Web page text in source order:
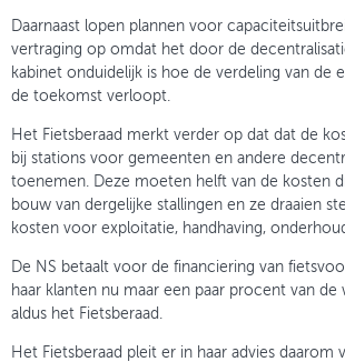
Daarnaast lopen plannen voor
vertraging op omdat het door de
kabinet onduidelijk is hoe de verdeling van de
de toekomst verloopt.
Het Fietsberaad merkt verder op dat dat de
bij stations voor gemeenten en andere
toenemen. Deze moeten helft van de kosten
bouw van dergelijke stallingen en ze draaien
kosten voor exploitatie, handhaving,
De NS betaalt voor de financiering van
haar klanten nu maar een paar procent van de
aldus het Fietsberaad.
Het Fietsberaad pleit er in haar advies daarom